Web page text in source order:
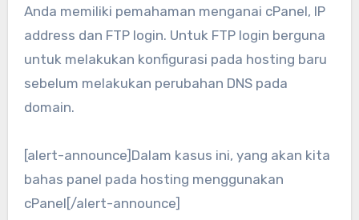
Anda memiliki pemahaman menganai cPanel, IP
address dan FTP login. Untuk FTP login berguna
untuk melakukan konfigurasi pada hosting baru
sebelum melakukan perubahan DNS pada
domain.
[alert-announce]Dalam kasus ini, yang akan kita
bahas panel pada hosting menggunakan
cPanel[/alert-announce]